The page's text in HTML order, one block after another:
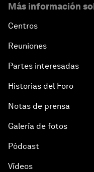
Más información
Centros
Reuniones
Partes interesadas
Historias del Foro
Notas de prensa
Galería de fotos
Pódcast
Vídeos